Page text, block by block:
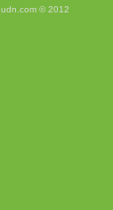
udn.com © 2012